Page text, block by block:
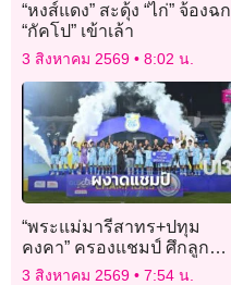
“หงส์แดง” สะดุ้ง “ไก่” จ้องฉก
“กัคโป” เข้าเล้า
3 สิงหาคม 2569 8:02 น.
“พระแม่มารีสาทร+ปทุม
คงคา” ครองแชมป์ ศึกลูก
หนัง “GLO Cup 2026 THE
3 สิงหาคม 2569 7:54 น.